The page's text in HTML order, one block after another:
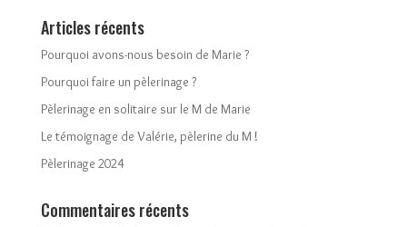
Articles récents
Pourquoi avons-nous besoin de Marie ?
Pourquoi faire un pèlerinage ?
Pèlerinage en solitaire sur le M de Marie
Le témoignage de Valérie, pèlerine du M !
Pèlerinage 2024
Commentaires récents